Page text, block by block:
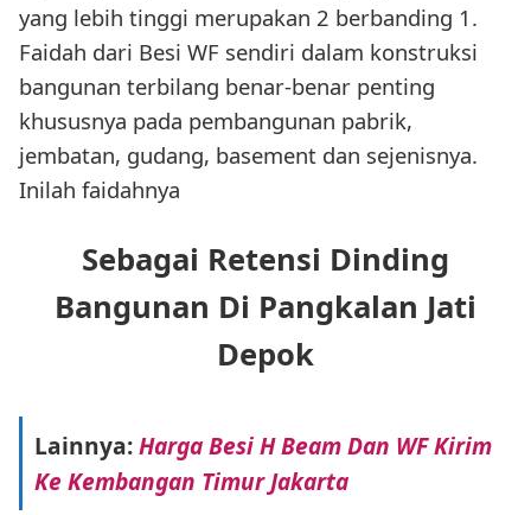
yang lebih tinggi merupakan 2 berbanding 1.
Faidah dari Besi WF sendiri dalam konstruksi
bangunan terbilang benar-benar penting
khususnya pada pembangunan pabrik,
jembatan, gudang, basement dan sejenisnya.
Inilah faidahnya
Sebagai Retensi Dinding
Bangunan Di Pangkalan Jati
Depok
Lainnya:Harga Besi H Beam Dan WF Kirim
Ke Kembangan Timur Jakarta